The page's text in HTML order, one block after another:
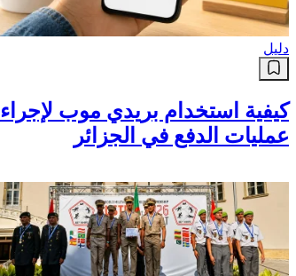
دليل
كيفية استخدام بريدي موب لإجراء
عمليات الدفع في الجزائر